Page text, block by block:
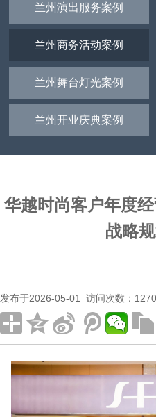
兰州演出服务案例
兰州商务活动案例
兰州舞台灯光案例
兰州开业庆典案例
华越时尚客户年度
战略
发布于2026-05-01 访问次数：